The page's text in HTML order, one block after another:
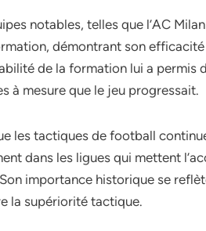
notables, telles que l’AC
démontrant son
de la formation lui a permis
à mesure que le jeu progressait.
les tactiques de football
dans les ligues qui mettent
importance historique se
la supériorité tactique.